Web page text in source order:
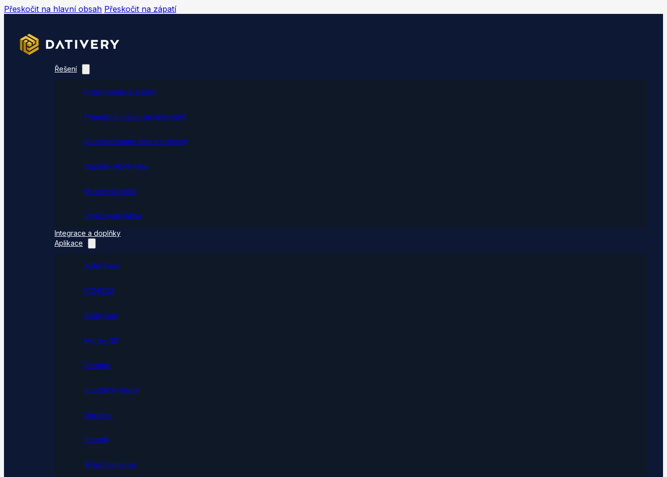
Přeskočit na hlavní obsah Přeskočit na zápatí
Řešení
Propojujeme e-shopy
Přenášíme platby do účetnictví
Automatizujeme data a procesy
Doplňky ABRA Flexi
Mobilní skladník
Vytěžování faktur
Integrace a doplňky
Aplikace
ABRA Flexi
POHODA
ABRA Gen
Money S3
Shoptet
Shoptet Premium
Upgates
Shopify
WooCommerce